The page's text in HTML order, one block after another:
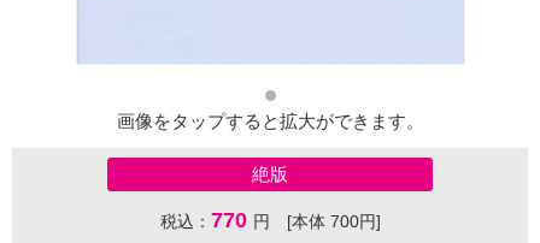
画像をタップすると拡大ができます。
絶版
税込： 770 円 [本体 700円]